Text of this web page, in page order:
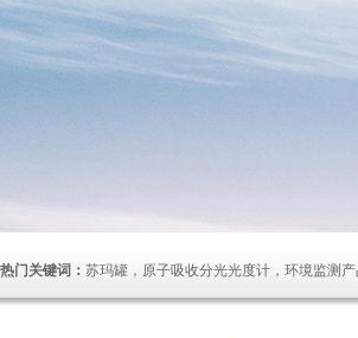
热门关键词： 苏玛罐，原子吸收分光光度计，环境监测产